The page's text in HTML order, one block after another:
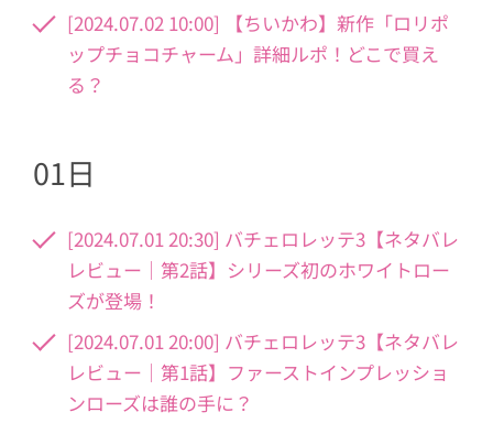
[2024.07.02 10:00] 【ちいかわ】新作「ロリポ
ップチョコチャーム」詳細ルポ！どこで買え
る？
01日
[2024.07.01 20:30] バチェロレッテ3【ネタバレ
レビュー｜第2話】シリーズ初のホワイトロー
ズが登場！
[2024.07.01 20:00] バチェロレッテ3【ネタバレ
レビュー｜第1話】ファーストインプレッショ
ンローズは誰の手に？